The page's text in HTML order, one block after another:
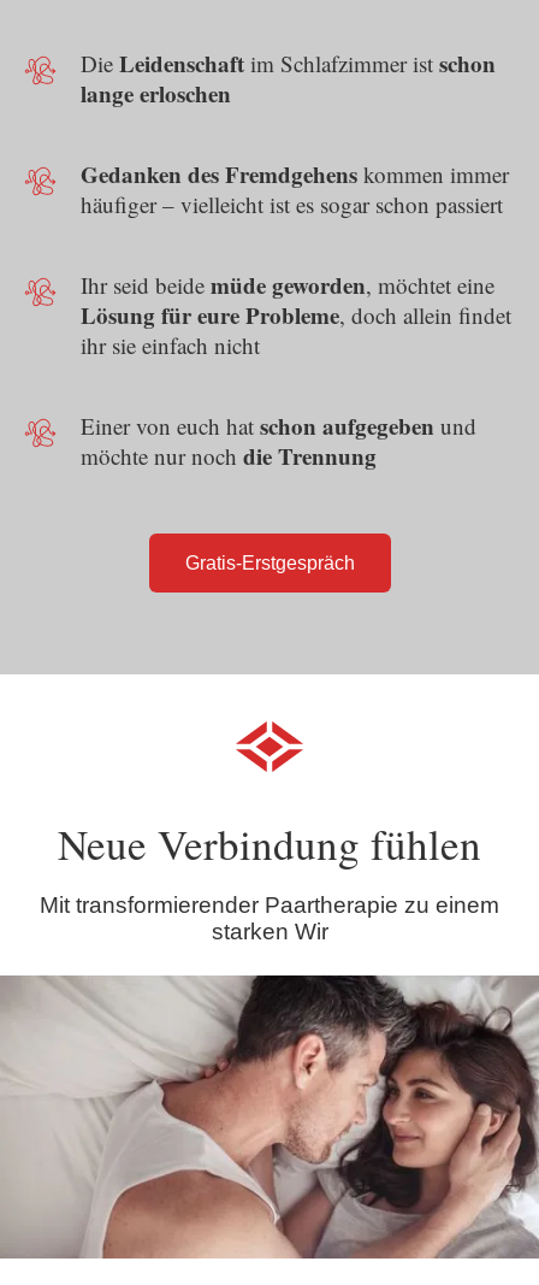
Die Leidenschaft im Schlafzimmer ist schon
lange erloschen
Gedanken des Fremdgehens kommen immer
häufiger – vielleicht ist es sogar schon passiert
Ihr seid beide müde geworden, möchtet eine
Lösung für eure Probleme, doch allein findet
ihr sie einfach nicht
Einer von euch hat schon aufgegeben und
möchte nur noch die Trennung
Gratis-Erstgespräch
Neue Verbindung fühlen
Mit transformierender Paartherapie zu einem
starken Wir